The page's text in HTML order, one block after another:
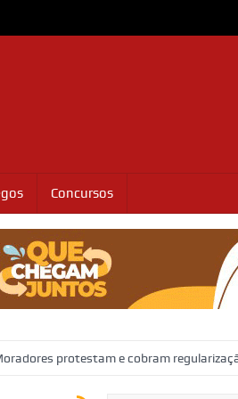
Concursos
e cobram regularização de